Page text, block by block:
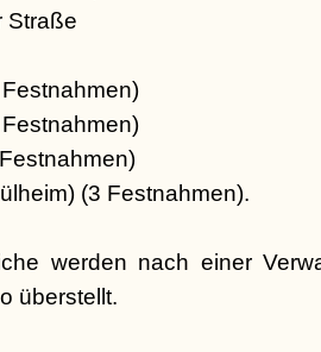
Straße
(3 Festnahmen).
werden nach einer
überstellt.